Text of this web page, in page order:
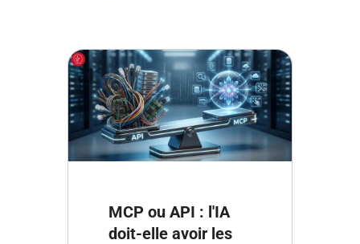
MCP ou API : l'IA
doit-elle avoir les